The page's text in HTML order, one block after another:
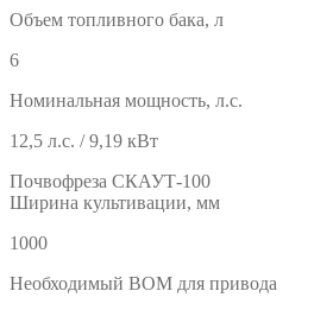
Объем топливного бака, л
6
Номинальная мощность, л.с.
12,5 л.с. / 9,19 кВт
Почвофреза СКАУТ-100
Ширина культивации, мм
1000
Необходимый ВОМ для привода